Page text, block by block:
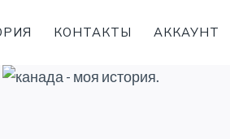
КОНТАКТЫ АККАУНТ